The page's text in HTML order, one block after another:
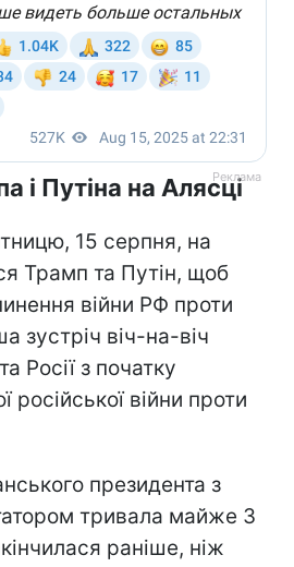
і Путіна на Алясці
15 серпня, на
Трамп та Путін, щоб
війни РФ проти
зустріч віч-на-віч
Росії з початку
російської війни проти
президента з
тривала майже 3
раніше, ніж